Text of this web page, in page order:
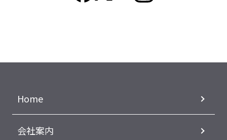
Home
会社案内